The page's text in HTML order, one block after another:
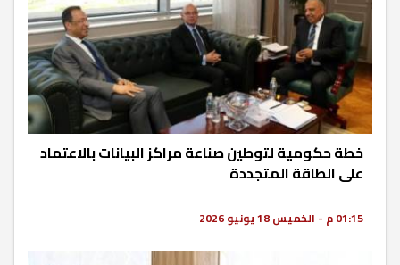
خطة حكومية لتوطين صناعة مراكز البيانات بالاعتماد
على الطاقة المتجددة
01:15 م - الخميس 18 يونيو 2026